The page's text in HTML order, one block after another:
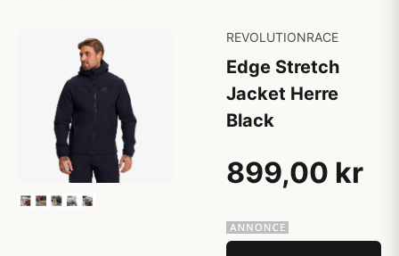
REVOLUTIONRACE
Edge Stretch
Jacket Herre
Black
899,00 kr